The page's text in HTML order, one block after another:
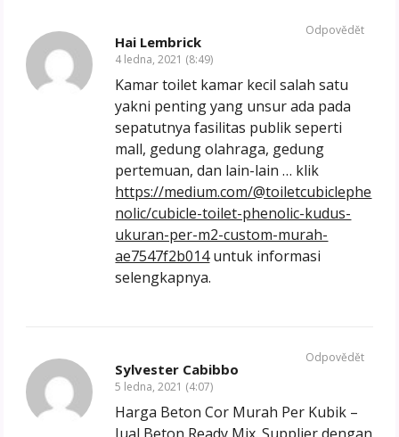
Hai Lembrick
4 ledna, 2021 (8:49)
Kamar toilet kamar kecil salah satu
yakni penting yang unsur ada pada
sepatutnya fasilitas publik seperti
mall, gedung olahraga, gedung
pertemuan, dan lain-lain … klik
https://medium.com/@toiletcubiclephe
nolic/cubicle-toilet-phenolic-kudus-
ukuran-per-m2-custom-murah-
ae7547f2b014untuk informasi
selengkapnya.
Odpovědět
Sylvester Cabibbo
5 ledna, 2021 (4:07)
Harga Beton Cor Murah Per Kubik –
Odpovědět